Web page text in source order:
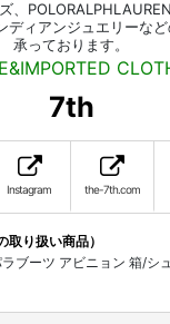
、
ディアンジュエリーな
承っております。
7th
Instagram the-7th.com
り扱い商品）
ブーツ アビニョン 箱/シ